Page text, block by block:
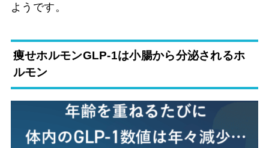
ようです。
痩せホルモンGLP-1は小腸から分泌されるホ
ルモン